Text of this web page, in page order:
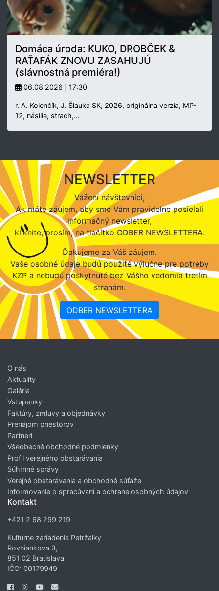
Domáca úroda: KUKO, DROBČEK &
RAŤAFÁK ZNOVU ZASAHUJÚ
(slávnostná premiéra!)
06.08.2026 | 17:30
r. A. Kolenčík, J. Šlauka SK, 2026, originálna verzia, MP-
12, násilie, strach,…
NEWSLETTER
Vážení návštevníci,
Ak máte záujem, aby sme Vám pravidelne posielali
informačný newsletter,
kliknite, prosím, na tlačítko ODBER NEWSLETTERA.
Ďakujeme za Váš záujem.
Vaše osobné údaje budú použité výlučne pre potreby
KZP a nebudú poskytnuté bez Vášho vedomia tretím
stranám.
ODBER NEWSLETTERA
O nás
Aktuality
Galéria
Vstupenky
Faktúry, zmluvy a objednávky
Prenájom priestorov
Partneri
Všeobecné obchodné podmienky
Profil verejného obstarávania
Súhrnné správy
Verejné obstarávania a obchodné súťaže
Informovanie o spracúvaní a ochrane osobných údajov
Kontakt
+421 2 68 299 219
Kultúrne zariadenia Petržalky
Rovniankova 3,
851 02 Bratislava
IČO: 00179949